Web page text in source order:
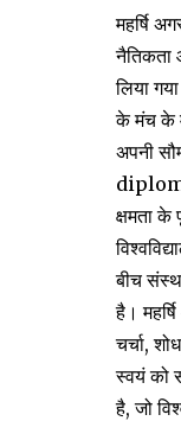
महर्षि
नैतिकता
लिया
के मंच के
अपनी
क्षमता के
बीच
है।
चर्चा,
स्वयं को
है, जो